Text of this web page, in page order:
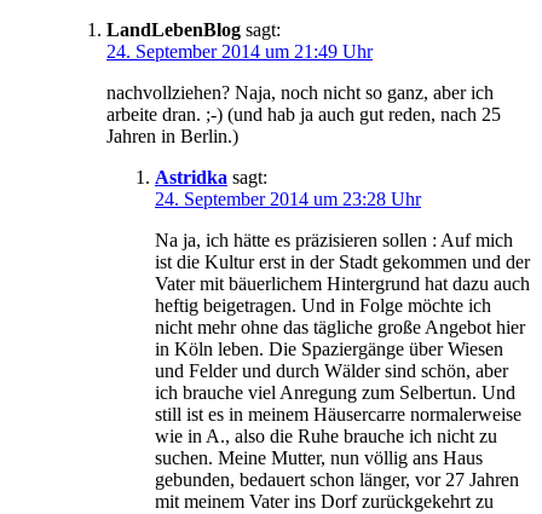
LandLebenBlog sagt:
24. September 2014 um 21:49 Uhr
nachvollziehen? Naja, noch nicht so ganz, aber ich
arbeite dran. ;-) (und hab ja auch gut reden, nach 25
Jahren in Berlin.)
Astridka sagt:
24. September 2014 um 23:28 Uhr
Na ja, ich hätte es präzisieren sollen : Auf mich
ist die Kultur erst in der Stadt gekommen und der
Vater mit bäuerlichem Hintergrund hat dazu auch
heftig beigetragen. Und in Folge möchte ich
nicht mehr ohne das tägliche große Angebot hier
in Köln leben. Die Spaziergänge über Wiesen
und Felder und durch Wälder sind schön, aber
ich brauche viel Anregung zum Selbertun. Und
still ist es in meinem Häusercarre normalerweise
wie in A., also die Ruhe brauche ich nicht zu
suchen. Meine Mutter, nun völlig ans Haus
gebunden, bedauert schon länger, vor 27 Jahren
mit meinem Vater ins Dorf zurückgekehrt zu